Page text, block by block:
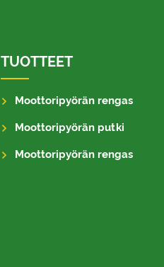
TUOTTEET
Moottoripyörän rengas
Moottoripyörän putki
Moottoripyörän rengas